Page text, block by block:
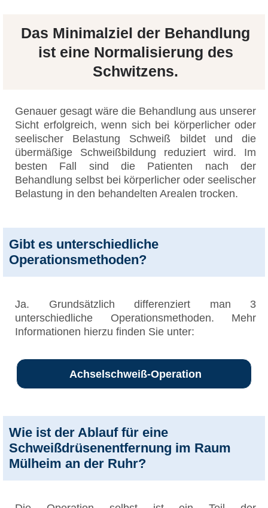
Das Minimalziel der Behandlung
ist eine Normalisierung des
Schwitzens.
Genauer gesagt wäre die Behandlung aus unserer
Sicht erfolgreich, wenn sich bei körperlicher oder
seelischer Belastung Schweiß bildet und die
übermäßige Schweißbildung reduziert wird. Im
besten Fall sind die Patienten nach der
Behandlung selbst bei körperlicher oder seelischer
Belastung in den behandelten Arealen trocken.
Gibt es unterschiedliche
Operationsmethoden?
Ja. Grundsätzlich differenziert man 3
unterschiedliche Operationsmethoden. Mehr
Informationen hierzu finden Sie unter:
Achselschweiß-Operation
Wie ist der Ablauf für eine
Schweißdrüsenentfernung im Raum
Mülheim an der Ruhr?